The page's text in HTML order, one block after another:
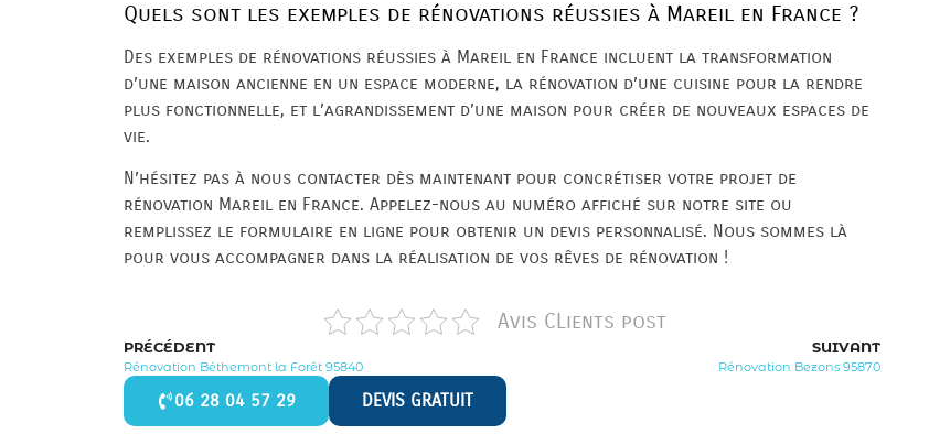
Quels sont les exemples de rénovations réussies à Mareil en France ?
Des exemples de rénovations réussies à Mareil en France incluent la transformation
d’une maison ancienne en un espace moderne, la rénovation d’une cuisine pour la rendre
plus fonctionnelle, et l’agrandissement d’une maison pour créer de nouveaux espaces de
vie.
N’hésitez pas à nous contacter dès maintenant pour concrétiser votre projet de
rénovation Mareil en France. Appelez-nous au numéro affiché sur notre site ou
remplissez le formulaire en ligne pour obtenir un devis personnalisé. Nous sommes là
pour vous accompagner dans la réalisation de vos rêves de rénovation !
Avis CLients post
PRÉCÉDENT
Rénovation Béthemont la Forêt 95840
SUIVANT
Rénovation Bezons 95870
06 28 04 57 29 DEVIS GRATUIT